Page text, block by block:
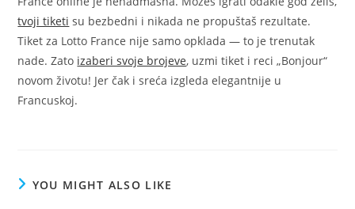
tvoji tiketi su bezbedni i nikada ne propuštaš rezultate.
Tiket za Lotto France nije samo opklada — to je trenutak
nade. Zato izaberi svoje brojeve, uzmi tiket i reci „Bonjour“
novom životu! Jer čak i sreća izgleda elegantnije u
Francuskoj.
YOU MIGHT ALSO LIKE